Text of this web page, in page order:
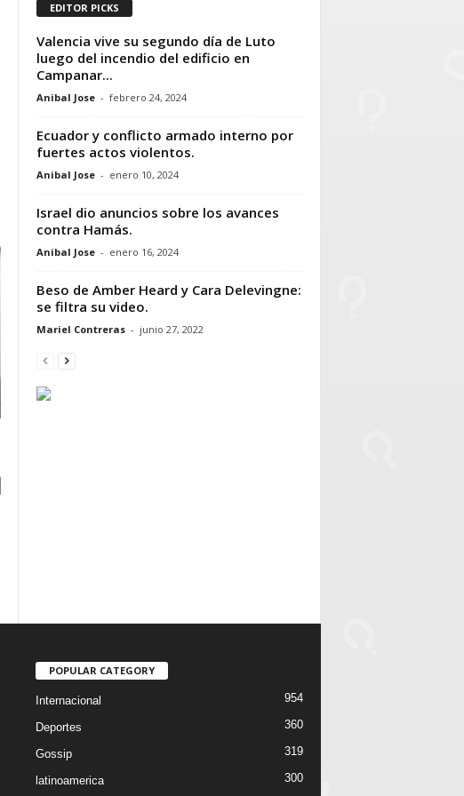
EDITOR PICKS
Valencia vive su segundo día de Luto
luego del incendio del edificio en
Campanar...
Anibal Jose - febrero 24, 2024
Ecuador y conflicto armado interno por
fuertes actos violentos.
Anibal Jose - enero 10, 2024
Israel dio anuncios sobre los avances
contra Hamás.
Anibal Jose - enero 16, 2024
Beso de Amber Heard y Cara Delevingne:
se filtra su video.
Mariel Contreras - junio 27, 2022
POPULAR CATEGORY
Internacional 954
Deportes 360
Gossip 319
latinoamerica 300